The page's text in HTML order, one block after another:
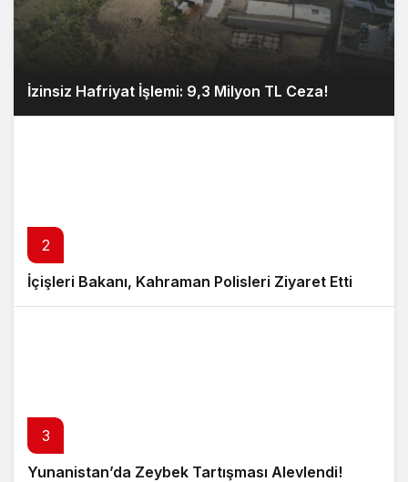
İzinsiz Hafriyat İşlemi: 9,3 Milyon TL Ceza!
2
İçişleri Bakanı, Kahraman Polisleri Ziyaret Etti
3
Yunanistan’da Zeybek Tartışması Alevlendi!